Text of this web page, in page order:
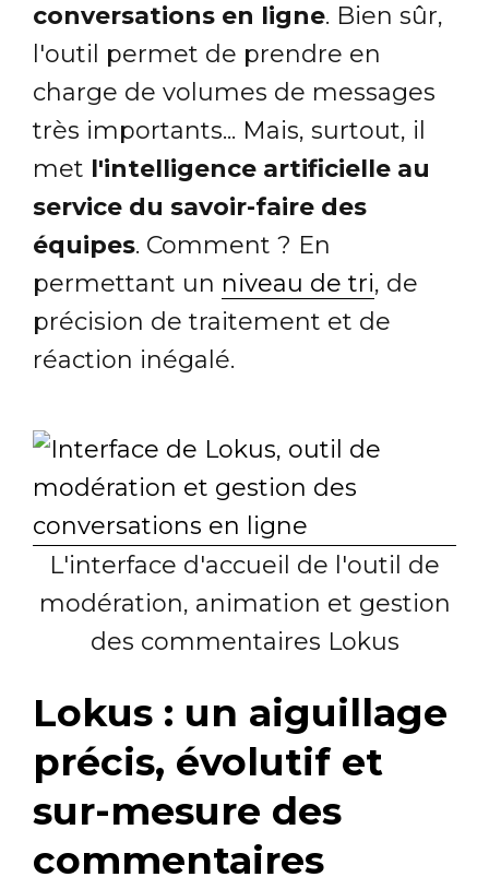
conversations en ligne. Bien sûr,
l'outil permet de prendre en
charge de volumes de messages
très importants... Mais, surtout, il
met l'intelligence artificielle au
service du savoir-faire des
équipes. Comment ? En
permettant un niveau de tri, de
précision de traitement et de
réaction inégalé.
L'interface d'accueil de l'outil de
modération, animation et gestion
des commentaires Lokus
Lokus : un aiguillage
précis, évolutif et
sur-mesure des
commentaires